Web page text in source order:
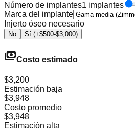
Número de implantes1 implantes
Marca del implante
Injerto óseo necesario
No Sí (+$500-$3,000)
paymentsCosto estimado
$3,200
Estimación baja
$3,948
Costo promedio
$3,948
Estimación alta